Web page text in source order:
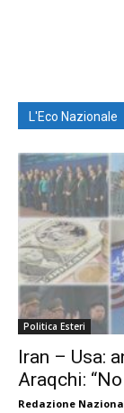
L'Eco Nazionale
Politica Esteri
Iran – Usa:
Araqchi:
Redazione